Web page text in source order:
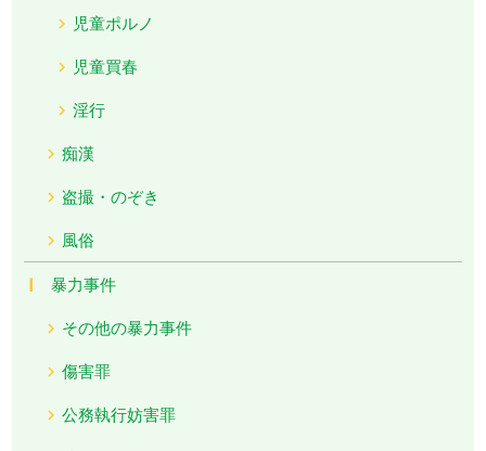
児童ポルノ
児童買春
淫行
痴漢
盗撮・のぞき
風俗
暴力事件
その他の暴力事件
傷害罪
公務執行妨害罪